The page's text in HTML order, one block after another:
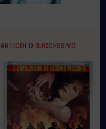
ARTICOLO SUCCESSIVO